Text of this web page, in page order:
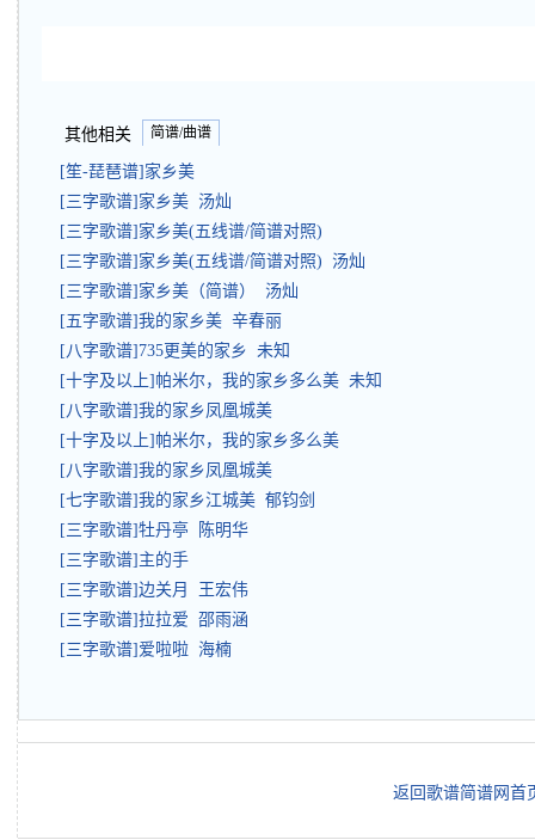
其他相关 简谱/曲谱
[笙-琵琶谱]家乡美
[三字歌谱]家乡美 汤灿
[三字歌谱]家乡美(五线谱/简谱对照)
[三字歌谱]家乡美(五线谱/简谱对照) 汤灿
[三字歌谱]家乡美（简谱） 汤灿
[五字歌谱]我的家乡美 辛春丽
[八字歌谱]735更美的家乡 未知
[十字及以上]帕米尔，我的家乡多么美 未知
[八字歌谱]我的家乡凤凰城美
[十字及以上]帕米尔，我的家乡多么美
[八字歌谱]我的家乡凤凰城美
[七字歌谱]我的家乡江城美 郁钧剑
[三字歌谱]牡丹亭 陈明华
[三字歌谱]主的手
[三字歌谱]边关月 王宏伟
[三字歌谱]拉拉爱 邵雨涵
[三字歌谱]爱啦啦 海楠
返回歌谱简谱网首